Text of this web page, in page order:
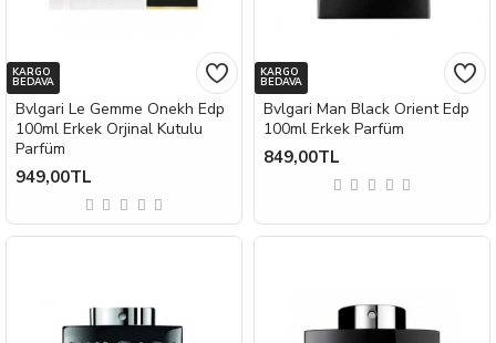
KARGO
BEDAVA
Bvlgari Le Gemme Onekh Edp
100ml Erkek Orjinal Kutulu
Parfüm
949,00TL
KARGO
BEDAVA
Bvlgari Man Black Orient Edp
100ml Erkek Parfüm
849,00TL